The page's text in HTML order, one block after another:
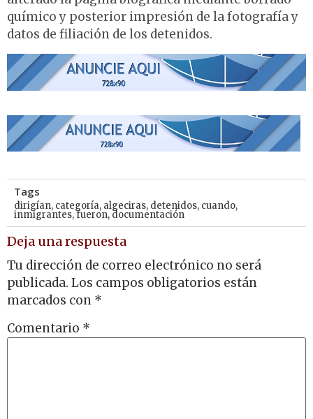
químico y posterior impresión de la fotografía y
datos de filiación de los detenidos.
Tags
dirigían, categoría, algeciras, detenidos, cuando,
inmigrantes,fueron, documentación
Deja una respuesta
Tu dirección de correo electrónico no será
publicada. Los campos obligatorios están
marcados con *
Comentario *